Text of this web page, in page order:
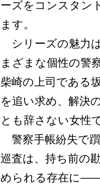
ーズをコンスタン
ます。
シリーズの魅力
まざまな個性の警
柴崎の上司である
を追い求め、解決
とも辞さない女性
警察手帳紛失で
巡査は、持ち前の
められる存在に――